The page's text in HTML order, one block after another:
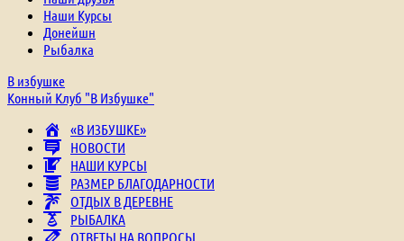
Наши Курсы
Донейшн
Рыбалка
В избушке
Конный Клуб "В Избушке"
«В ИЗБУШКЕ»
НОВОСТИ
НАШИ КУРСЫ
РАЗМЕР БЛАГОДАРНОСТИ
ОТДЫХ В ДЕРЕВНЕ
РЫБАЛКА
ОТВЕТЫ НА ВОПРОСЫ